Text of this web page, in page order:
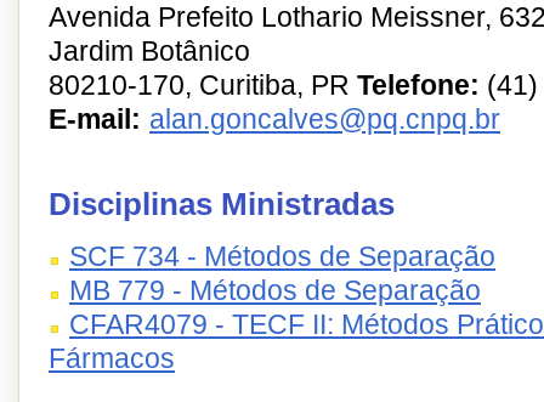
Avenida Prefeito Lothario Meissner,
Jardim Botânico
80210-170, Curitiba, PR Telefone:
E-mail: alan.goncalves@pq.cnpq.br
Disciplinas Ministradas
SCF 734 - Métodos de Separação
MB 779 - Métodos de Separação
CFAR4079 - TECF II: Métodos
Fármacos